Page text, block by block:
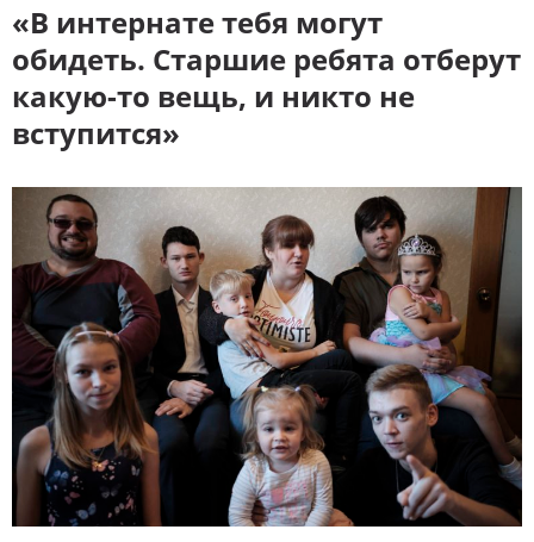
«В интернате тебя могут
обидеть. Старшие ребята отберут
какую-то вещь, и никто не
вступится»